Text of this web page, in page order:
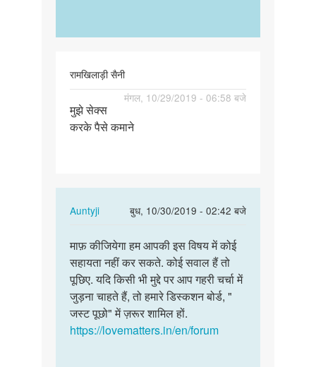
रामखिलाड़ी
रामखिलाड़ी सैनी
मंगल, 10/29/2019 - 06:58 बजे
मुझे
सेक्स
मुझे सेक्स
करके पैसे कमाने
Auntyji
बुध, 10/30/2019 - 02:42 बजे
In
to
मुझे
सेक्स
करके
पैसे
कमाने
माफ़
कीजियेगा
हम
आपकी
इस
विषय…
माफ़ कीजियेगा हम आपकी इस विषय में कोई
सहायता नहीं कर सकते. कोई सवाल हैं तो
पूछिए. यदि किसी भी मुद्दे पर आप गहरी चर्चा में
जुड़ना चाहते हैं, तो हमारे डिस्कशन बोर्ड, "
जस्ट पूछो" में ज़रूर शामिल हों.
https://lovematters.in/en/forum